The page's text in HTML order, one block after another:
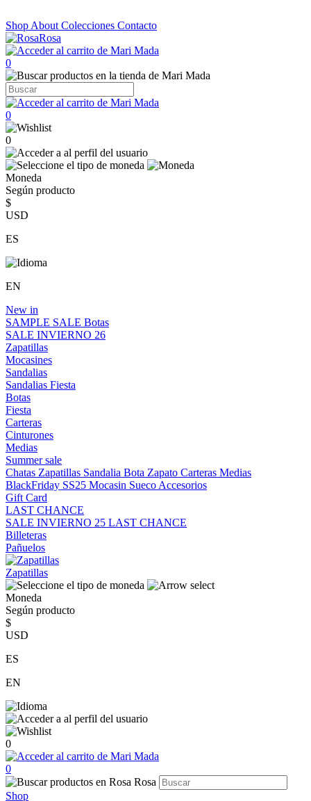
Shop About Colecciones Contacto
0
0
0
Moneda
Según producto
$
USD
ES
EN
New in
SAMPLE SALE Botas
SALE INVIERNO 26
Zapatillas
Mocasines
Sandalias
Sandalias Fiesta
Botas
Fiesta
Carteras
Cinturones
Medias
Summer sale
Chatas Zapatillas Sandalia Bota Zapato Carteras Medias
BlackFriday SS25 Mocasin Sueco Accesorios
Gift Card
LAST CHANCE
SALE INVIERNO 25 LAST CHANCE
Billeteras
Pañuelos
Zapatillas
Moneda
Según producto
$
USD
ES
EN
0
0
Shop